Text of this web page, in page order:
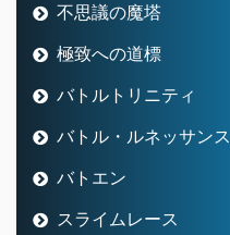
不思議の魔塔
極致への道標
バトルトリニティ
バトル・ルネッサンス
バトエン
スライムレース